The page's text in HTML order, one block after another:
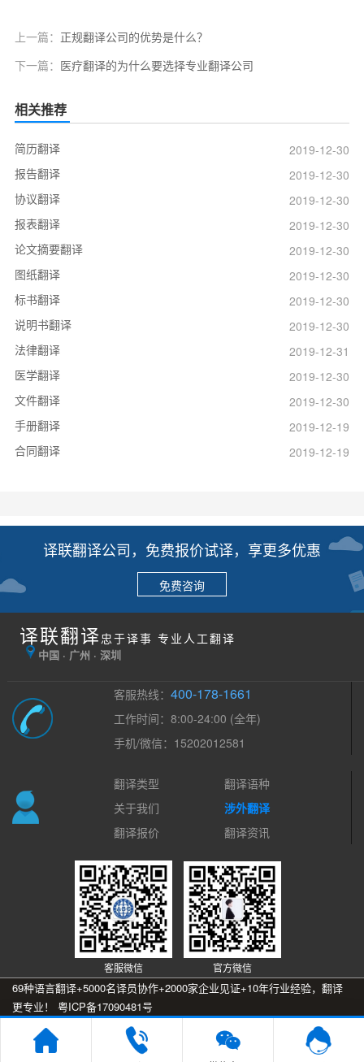
上一篇： 正规翻译公司的优势是什么？
下一篇： 医疗翻译的为什么要选择专业翻译公司
相关推荐
简历翻译
2019-12-30
报告翻译
2019-12-30
协议翻译
2019-12-30
报表翻译
2019-12-30
论文摘要翻译
2019-12-30
图纸翻译
2019-12-30
标书翻译
2019-12-30
说明书翻译
2019-12-30
法律翻译
2019-12-31
医学翻译
2019-12-30
文件翻译
2019-12-30
手册翻译
2019-12-19
合同翻译
2019-12-19
译联翻译公司，免费报价试译，享更多优惠
免费咨询

译联翻译 忠于译事 专业人工翻译
中国 · 广州 · 深圳
客服热线：400-178-1661
工作时间：8:00-24:00 (全年)
手机/微信：15202012581
翻译类型
翻译语种
关于我们
涉外翻译
翻译报价
翻译资讯
客服微信 官方微信
69种语言翻译+5000名译员协作+2000家企业见证+10年行业经验，翻译
更专业！ 粤ICP备17090481号